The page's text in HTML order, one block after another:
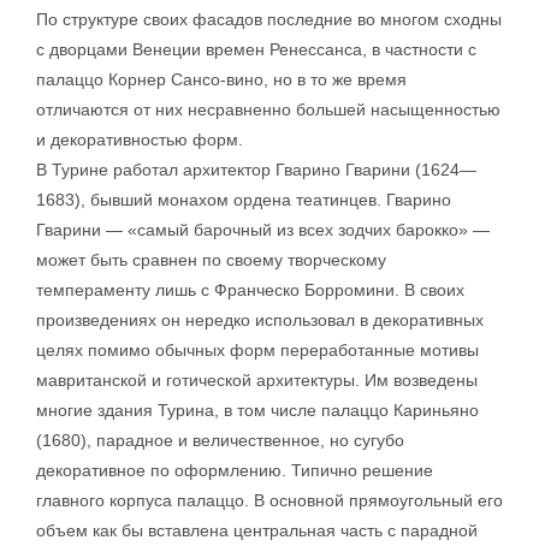
По структуре своих фасадов последние во многом сходны
с дворцами Венеции времен Ренессанса, в частности с
палаццо Корнер Сансо-вино, но в то же время
отличаются от них несравненно большей насыщенностью
и декоративностью форм.
В Турине работал архитектор Гварино Гварини (1624—
1683), бывший монахом ордена театинцев. Гварино
Гварини — «самый барочный из всех зодчих барокко» —
может быть сравнен по своему творческому
темпераменту лишь с Франческо Борромини. В своих
произведениях он нередко использовал в декоративных
целях помимо обычных форм переработанные мотивы
мавританской и готической архитектуры. Им возведены
многие здания Турина, в том числе палаццо Кариньяно
(1680), парадное и величественное, но сугубо
декоративное по оформлению. Типично решение
главного корпуса палаццо. В основной прямоугольный его
объем как бы вставлена центральная часть с парадной